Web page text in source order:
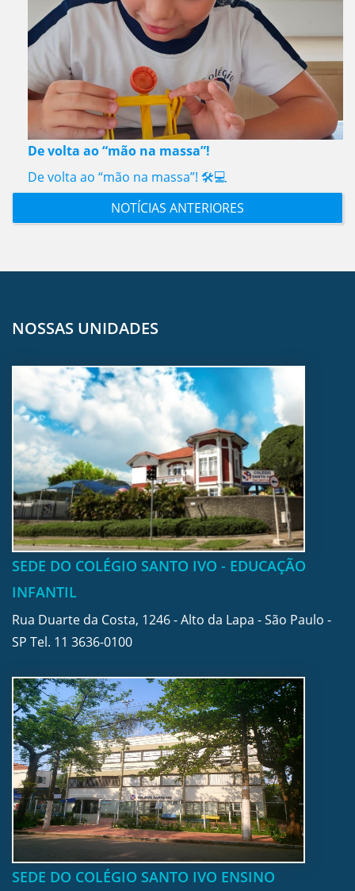
De volta ao “mão na massa”!
De volta ao “mão na massa”! 🛠️💻
NOTÍCIAS ANTERIORES
NOSSAS UNIDADES
SEDE DO COLÉGIO SANTO IVO - EDUCAÇÃO
INFANTIL
Rua Duarte da Costa, 1246 - Alto da Lapa - São Paulo -
SP Tel. 11 3636-0100
SEDE DO COLÉGIO SANTO IVO ENSINO